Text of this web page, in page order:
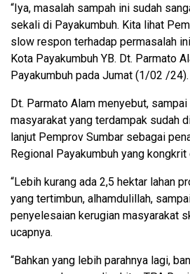
“Iya, masalah sampah ini sudah
sekali di Payakumbuh. Kita lihat
slow respon terhadap permasalah
Kota Payakumbuh YB. Dt. Parmato
Payakumbuh pada Jumat (1/02 /24).
Dt. Parmato Alam menyebut,
masyarakat yang terdampak sudah
lanjut Pemprov Sumbar sebagai
Regional Payakumbuh yang
“Lebih kurang ada 2,5 hektar lahan
yang tertimbun, alhamdulillah,
penyelesaian kerugian masyarakat
ucapnya.
“Bahkan yang lebih parahnya lagi,